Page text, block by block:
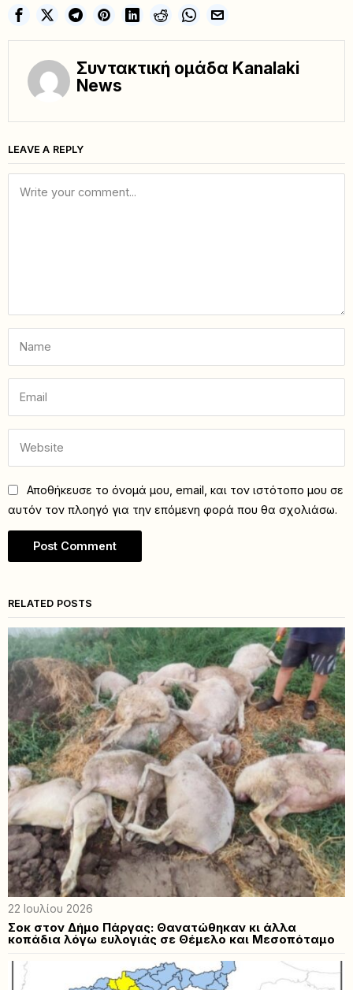
Συντακτική ομάδα Kanalaki
News
LEAVE A REPLY
Αποθήκευσε το όνομά μου, email, και τον ιστότοπο μου σε
αυτόν τον πλοηγό για την επόμενη φορά που θα σχολιάσω.
RELATED POSTS
22 Ιουλίου 2026
Σοκ στον Δήμο Πάργας: Θανατώθηκαν κι άλλα
κοπάδια λόγω ευλογιάς σε Θέμελο και Μεσοπόταμο